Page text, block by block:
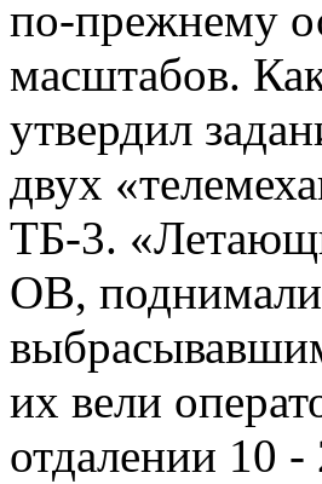
по-прежнему
масштабов.
утвердил
двух
ТБ-3.
ОВ,
их вели
отдалении 10